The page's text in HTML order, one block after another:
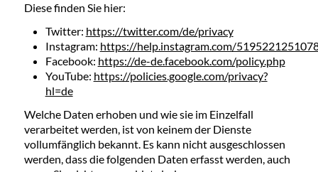
Diese finden Sie hier:
Twitter: https://twitter.com/de/privacy
Instagram: https://help.instagram.com/
Facebook: https://de-de.facebook.com/policy.php
YouTube: https://policies.google.com/privacy?
hl=de
Welche Daten erhoben und wie sie im Einzelfall
verarbeitet werden, ist von keinem der Dienste
vollumfänglich bekannt. Es kann nicht ausgeschlossen
werden, dass die folgenden Daten erfasst werden, auch